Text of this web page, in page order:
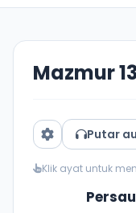
Mazmur
Putar
Klik ayat untuk